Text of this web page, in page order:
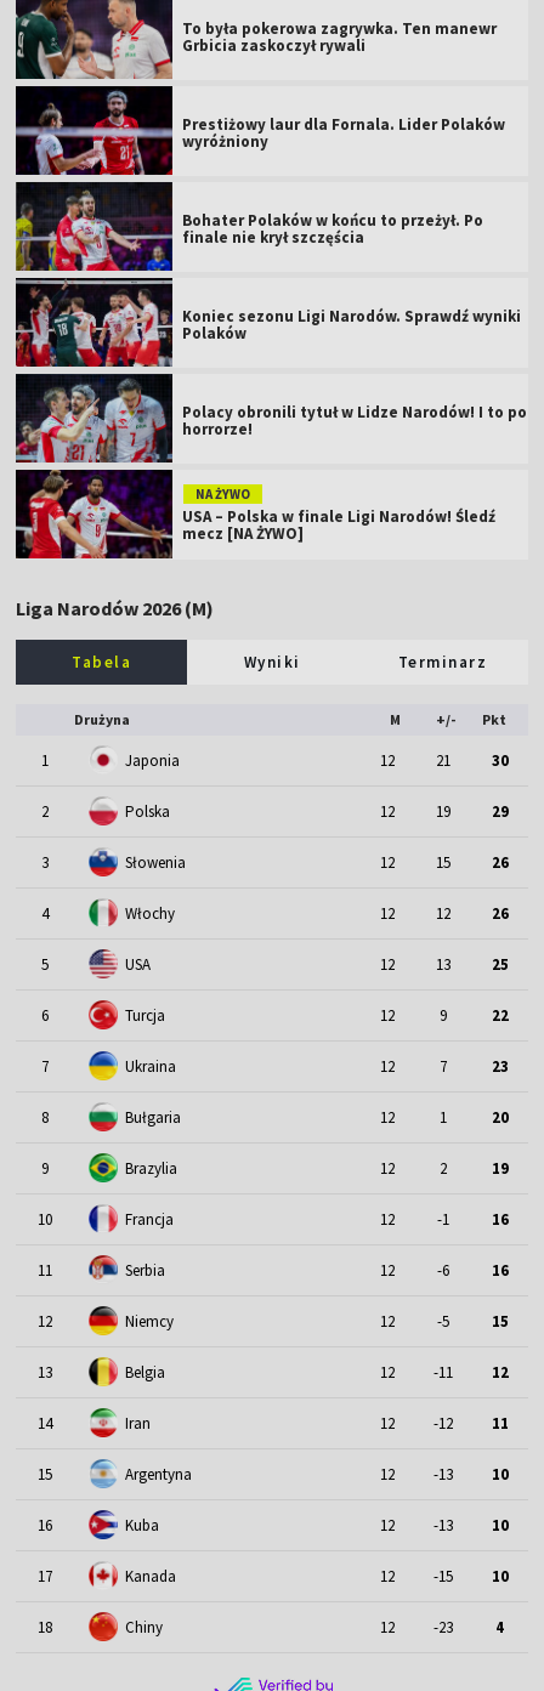
To była pokerowa zagrywka. Ten manewr
Grbicia zaskoczył rywali
Prestiżowy laur dla Fornala. Lider Polaków
wyróżniony
Bohater Polaków w końcu to przeżył. Po
finale nie krył szczęścia
Koniec sezonu Ligi Narodów. Sprawdź wyniki
Polaków
Polacy obronili tytuł w Lidze Narodów! I to po
horrorze!
NA ŻYWO
USA – Polska w finale Ligi Narodów! Śledź
mecz [NA ŻYWO]
Liga Narodów 2026 (M)
Tabela Wyniki Terminarz
Drużyna M +/- Pkt
1 Japonia 12 21 30
2 Polska 12 19 29
3 Słowenia 12 15 26
4 Włochy 12 12 26
5 USA 12 13 25
6 Turcja 12 9 22
7 Ukraina 12 7 23
8 Bułgaria 12 1 20
9 Brazylia 12 2 19
10 Francja 12 -1 16
11 Serbia 12 -6 16
12 Niemcy 12 -5 15
13 Belgia 12 -11 12
14 Iran 12 -12 11
15 Argentyna 12 -13 10
16 Kuba 12 -13 10
17 Kanada 12 -15 10
18 Chiny 12 -23 4